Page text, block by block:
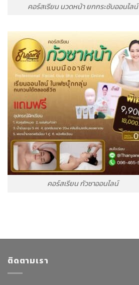
คอร์สเรียน นวดหน้า ยกกระชับออนไลน์
คอร์สเรียน กัวซาออนไลน์
ติดตามเรา